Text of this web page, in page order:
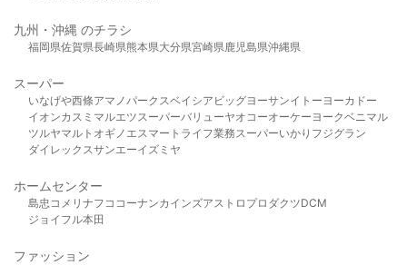
九州・沖縄 のチラシ
福岡県佐賀県長崎県熊本県大分県宮崎県鹿児島県沖縄県
スーパー
いなげや西條アマノパークスベイシア ビッグヨーサンイトーヨーカドー
イオンカスミ マルエツスーパーバリューヤオコーオーケー ヨークベニマル
ツルヤマルト オギノ エスマート ライフ業務スーパーいかり フジグラン
ダイレックスサンエーイズミヤ
ホームセンター
島忠 コメリ ナフコ コーナンカインズアストロプロダクツDCM
ジョイフル本田
ファッション